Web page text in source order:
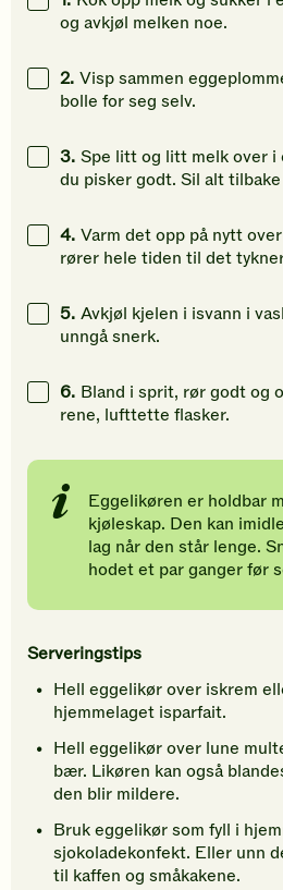
å
vurdering.
å
gi
og avkjøl melken noe.
2. Visp sammen
bolle for seg selv.
3. Spe litt og litt melk over i
du pisker godt. Sil alt
4. Varm det opp på nytt
rører hele tiden til det
5. Avkjøl kjelen i isvann i
unngå snerk.
6. Bland i sprit, rør godt og
rene, lufttette flasker.
Eggelikøren er holdbar
kjøleskap. Den kan
lag når den står lenge.
hodet et par ganger før
Serveringstips
Hell eggelikør over iskrem
hjemmelaget isparfait.
Hell eggelikør over lune
bær. Likøren kan også
den blir mildere.
Bruk eggelikør som fyll i
sjokoladekonfekt. Eller unn
til kaffen og småkakene.